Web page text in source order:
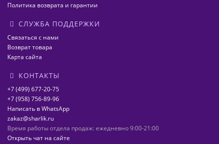
Политика возврата и гарантии
СЛУЖБА ПОДДЕРЖКИ
Связаться с нами
Возврат товара
Карта сайта
КОНТАКТЫ
+7 (499) 677-20-75
+7 (958) 756-89-96
Написать в WhatsApp
zakaz@sharlik.ru
Время работы отдела продаж: ежедневно 9:00-21:00
Открыть чат на сайте